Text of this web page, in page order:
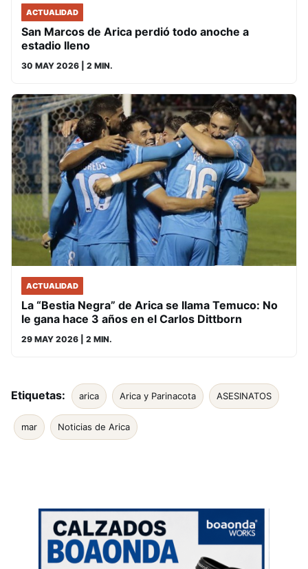
ACTUALIDAD
San Marcos de Arica perdió todo anoche a
estadio lleno
30 MAY 2026 | 2 MIN.
ACTUALIDAD
La “Bestia Negra” de Arica se llama Temuco: No
le gana hace 3 años en el Carlos Dittborn
29 MAY 2026 | 2 MIN.
Etiquetas: arica Arica y Parinacota ASESINATOS
mar Noticias de Arica